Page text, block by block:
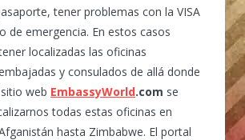
tener problemas con la VISA
de emergencia. En estos casos
localizadas las oficinas
y consulados de allá donde
web EmbassyWorld.com se
todas estas oficinas en
hasta Zimbabwe. El portal